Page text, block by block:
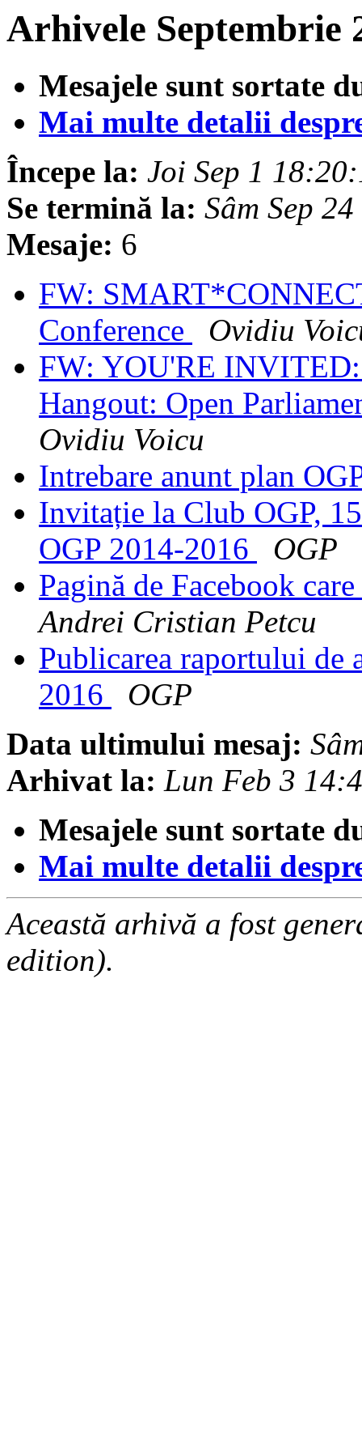
Arhivele Septembrie
Mesajele sunt sortate
Mai multe detalii
Începe la: Joi Sep 1
Se termină la: Sâm Sep
Mesaje: 6
FW:
Conference
Ovidiu
FW: YOU'RE
Hangout: Open
Ovidiu Voicu
Intrebare anunt plan
Invitație la Club OGP,
OGP 2014-2016
OGP
Pagină de Facebook
Andrei Cristian Petcu
Publicarea raportului de
2016
OGP
Data ultimului mesaj:
Arhivat la: Lun Feb 3
Mesajele sunt sortate
Mai multe detalii
Această arhivă a fost
edition).